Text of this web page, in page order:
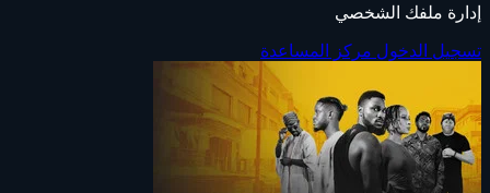
إدارة ملفك الشخصي
تسجيل الدخول مركز المساعدة